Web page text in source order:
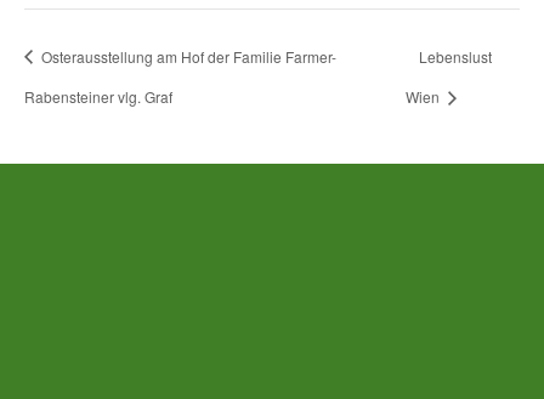
Osterausstellung am Hof der Familie Farmer-
Rabensteiner vlg. Graf
Lebenslust
Wien